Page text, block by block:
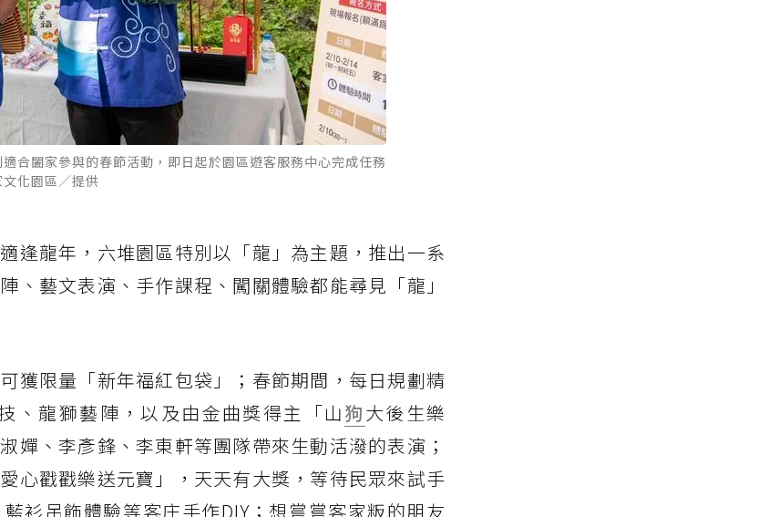
合闔家參與的春節活動，即日起於園區遊客服務中心完成任務
化園區／提供
逢龍年，六堆園區特別以「龍」為主題，推出一系
、藝文表演、手作課程、闖關體驗都能尋見「龍」
獲限量「新年福紅包袋」；春節期間，每日規劃精
、龍獅藝陣，以及由金曲獎得主「山狗大後生樂
嬋、李彥鋒、李東軒等團隊帶來生動活潑的表演；
心戳戳樂送元寶」，天天有大獎，等待民眾來試手
衫吊飾體驗等客庄手作DIY；想嘗嘗客家粄的朋友